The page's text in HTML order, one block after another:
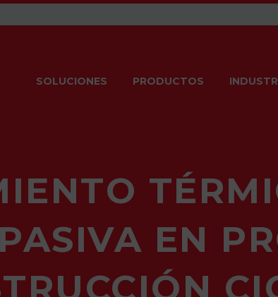
SOLUCIONES PRODUCTOS
PASIVA EN